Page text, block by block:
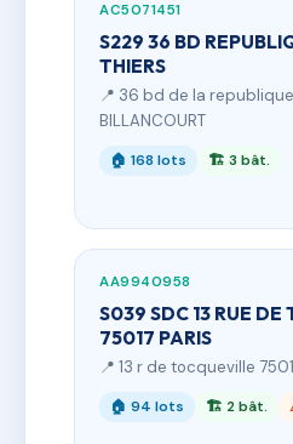
AC5071451
S229 36 BD
THIERS
📍 36 bd de la
BILLANCOURT
🏠 168 lots 🏗 3 bât.
AA9940958
S039 SDC 13 RUE DE
75017 PARIS
📍 13 r de tocqueville
🏠 94 lots 🏗 2 bât.